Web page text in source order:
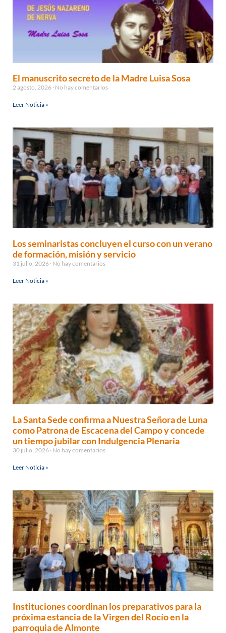
El manuscrito secreto de la Madre Luisa Sosa
2 agosto, 2026 No hay comentarios
Leer Noticia »
Los seminaristas concluyen el curso con un verano
de formación, misión y servicio
31 julio, 2026 No hay comentarios
Leer Noticia »
La Santa Sede confirma a Nuestra Señora de Luna
como Patrona de Escacena del Campo y concede
un tiempo jubilar con Indulgencia Plenaria
30 julio, 2026 No hay comentarios
Leer Noticia »
Instituciones coordinan los preparativos para la
próxima estancia de la Virgen del Rocío en la
parroquia de Almonte